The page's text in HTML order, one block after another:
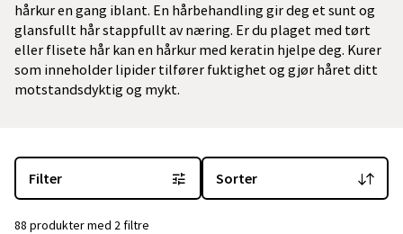
hårkur en gang iblant. En hårbehandling gir deg et sunt og
glansfullt hår stappfullt av næring. Er du plaget med tørt
eller flisete hår kan en hårkur med keratin hjelpe deg. Kurer
som inneholder lipider tilfører fuktighet og gjør håret ditt
motstandsdyktig og mykt.
Filter Sorter
88 produkter med 2 filtre